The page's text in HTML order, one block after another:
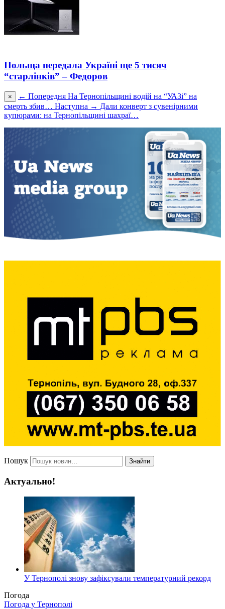
Польща передала Україні ще 5 тисяч
“старлінків” – Федоров
× ← Попередня На Тернопільщині водій на “УАЗі” на
смерть збив… Наступна → Дали конверт з сувенірними
купюрами: на Тернопільщині шахраї…
Пошук Знайти
Актуально!
У Тернополі знову зафіксували температурний рекорд
Погода
Погода у Тернополі